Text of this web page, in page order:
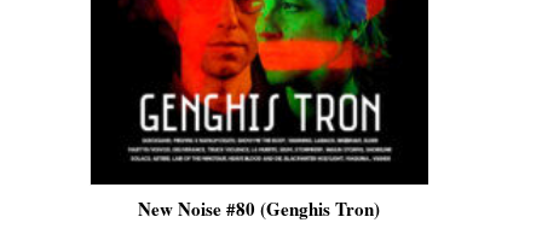
New Noise #80 (Genghis Tron)